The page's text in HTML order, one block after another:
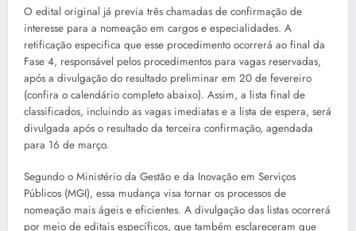
O edital original já previa três chamadas de confirmação de
interesse para a nomeação em cargos e especialidades. A
retificação especifica que esse procedimento ocorrerá ao final da
Fase 4, responsável pelos procedimentos para vagas reservadas,
após a divulgação do resultado preliminar em 20 de fevereiro
(confira o calendário completo abaixo). Assim, a lista final de
classificados, incluindo as vagas imediatas e a lista de espera, será
divulgada após o resultado da terceira confirmação, agendada
para 16 de março.
Segundo o Ministério da Gestão e da Inovação em Serviços
Públicos (MGI), essa mudança visa tornar os processos de
nomeação mais ágeis e eficientes. A divulgação das listas ocorrerá
por meio de editais específicos, que também esclareceram que